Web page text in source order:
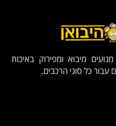
מיבוא ומפירוק באיכות
עבור כל סוגי הרכבים.